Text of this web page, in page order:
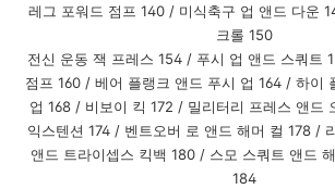
레그 포워드 점프 140 / 미식축구 업 앤드 다운
크롤 150
전신 운동 잭 프레스 154 / 푸시 업 앤드 스쿼트
점프 160 / 베어 플랭크 앤드 푸시 업 164 / 하이
업 168 / 비보이 킥 172 / 밀리터리 프레스 앤드
익스텐션 174 / 벤트오버 로 앤드 해머 컬 178 /
앤드 트라이셉스 킥백 180 / 스모 스쿼트 앤드
184